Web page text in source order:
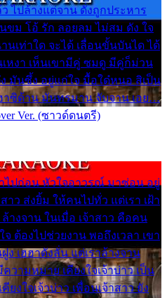
ไปล้างแต่จาน ดั่งถูกประหาร
ขม โอ้ รัก ลอยลม ไม่สม ดัง ใจ
นเท่าใด จะได้ เลื่อนขั้นบันได ได้
เหงา เห็นเขามีคู่ ซมดู มีคู่ก็ม่วน
มันซึ้ง อยู่แก่ใจ มื้อใด๋หนอ สิเป็น
ฮาซิด้าน มันทรมาน จับจาน เอย…
Ver. (ซาวด์ดนตรี)
าไปก่อน หัวใจอาวรณ์ มาซ่อน อยู่
าว ส่งยิ้ม ให้คนไปทั่ว แต่เรา เฝ้า
างจาน ในเมื่อ เจ้าสาว คือคน
ต้องไปช่วยงาน พอถึงเวลา เขา
เฮฮาดังลั่น แต่เราล้างจาน
วามหมาย เคียงใจเจ้าบ่าว เป็น
งใจเจ้าบ่าว เพื่อนเจ้าสาว ยัง